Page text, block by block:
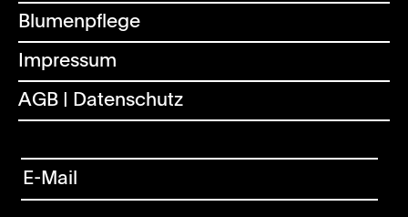
Blumenpflege
Impressum
AGB | Datenschutz